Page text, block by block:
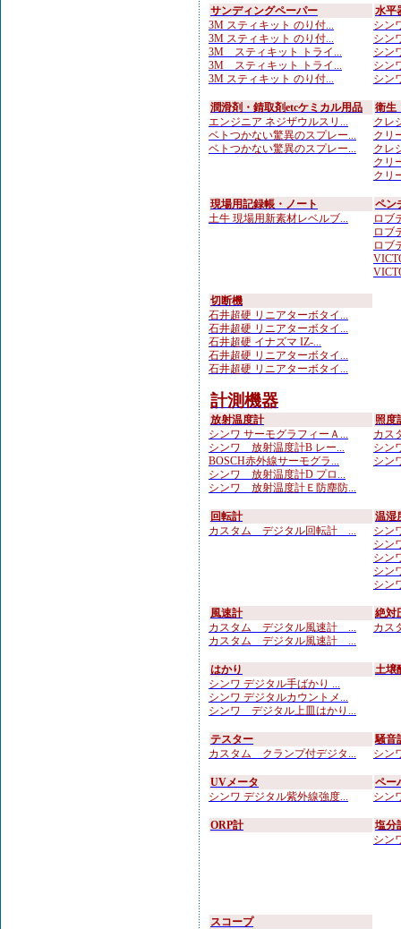
サンディングペーパー
3M スティキット のり付...
3M スティキット のり付...
3M スティキット トライ...
3M スティキット トライ...
3M スティキット のり付...
水平
シン
シン
シン
シン
シン
潤滑剤・錆取剤etcケミカル用品
エンジニア ネジザウルスリ...
ベトつかない驚異のスプレー...
ベトつかない驚異のスプレー...
衛生
クレ
クリ
クレ
クリ
クリ
現場用記録帳・ノート
土牛 現場用新素材レベルブ...
ペン
ロブ
ロブ
ロブ
切断機
石井超硬 リニアターボタイ...
石井超硬 リニアターボタイ...
石井超硬 イナズマ IZ-...
石井超硬 リニアターボタイ...
石井超硬 リニアターボタイ...
計測機器
放射温度計
シンワ サーモグラフィーＡ...
シンワ 放射温度計B レー...
BOSCH赤外線サーモグラ...
シンワ 放射温度計D プロ...
シンワ 放射温度計Ｅ防塵防...
照度
カス
シン
シン
回転計
カスタム デジタル回転計 ...
温湿
シン
シン
シン
シン
シン
風速計
カスタム デジタル風速計 ...
カスタム デジタル風速計 ...
絶対
カス
はかり
シンワ デジタル手ばかり ...
シンワ デジタルカウントメ...
シンワ デジタル上皿はかり...
土壌
テスター
カスタム クランプ付デジタ...
騒音
シン
UVメータ
シンワ デジタル紫外線強度...
ペー
シン
ORP計
塩分
シン
スコープ